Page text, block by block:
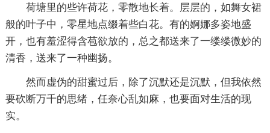
荷塘里的些许荷花，零散地长着。层层的，如舞女裙
般的叶子中，零星地点缀着些白花。有的婀娜多姿地盛
开，也有羞涩得含苞欲放的，总之都送来了一缕缕微妙的
清香，送来了一种幽扬。
然而虚伪的甜蜜过后，除了沉默还是沉默，但我依然
要砍断万千的思绪，任奈心乱如麻，也要面对生活的现
实。